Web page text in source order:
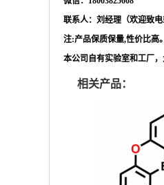
联系人：刘经理（欢迎致
注:产品保质保量,性价比高
本公司自有实验室和工厂
相关产品：